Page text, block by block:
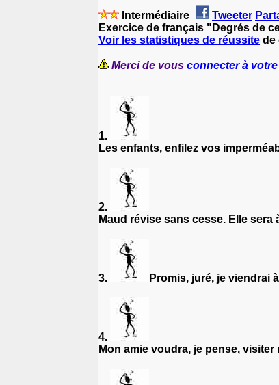
Intermédiaire Tweeter
Exercice de français "Degrés de
Voir les statistiques de réussite de
Merci de vous connecter à
1.
Les enfants, enfilez vos
2.
Maud révise sans cesse. Elle
3. Promis, juré, je viendrai
4.
Mon amie voudra, je pense,